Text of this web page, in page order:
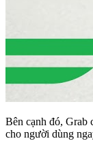
Bên cạnh đó, Grab
cho người dùng